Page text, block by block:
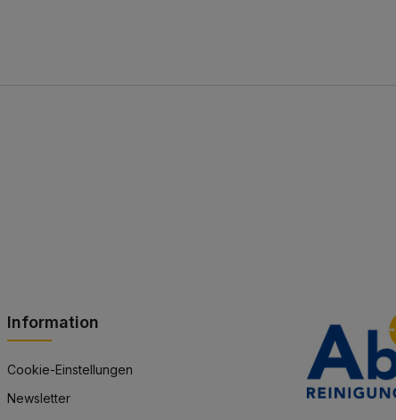
Information
Cookie-Einstellungen
Newsletter